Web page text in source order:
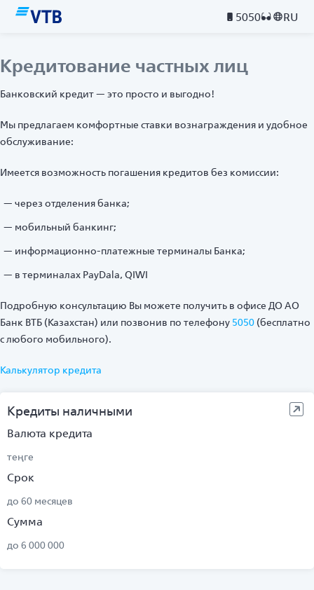
5050 RU
Кредитование частных лиц
Банковский кредит — это просто и выгодно!
Мы предлагаем комфортные ставки вознаграждения и удобное
обслуживание:
Имеется возможность погашения кредитов без комиссии:
через отделения банка;
мобильный банкинг;
информационно-платежные терминалы Банка;
в терминалах PayDala, QIWI
Подробную консультацию Вы можете получить в офисе ДО АО
Банк ВТБ (Казахстан) или позвонив по телефону 5050 (бесплатно
с любого мобильного).
Калькулятор кредита
Кредиты наличными
Валюта кредита
теңге
Срок
до 60 месяцев
Сумма
до 6 000 000